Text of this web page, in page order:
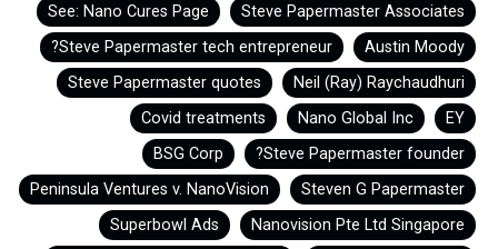
Steve Papermaster Associates
See: Nano Cures Page
Austin Moody
Steve Papermaster tech entrepreneur?
Neil (Ray) Raychaudhuri
Steve Papermaster quotes
EY
Nano Global Inc
Covid treatments
Steve Papermaster founder?
BSG Corp
Steven G Papermaster
Peninsula Ventures v. NanoVision
Nanovision Pte Ltd Singapore
Superbowl Ads